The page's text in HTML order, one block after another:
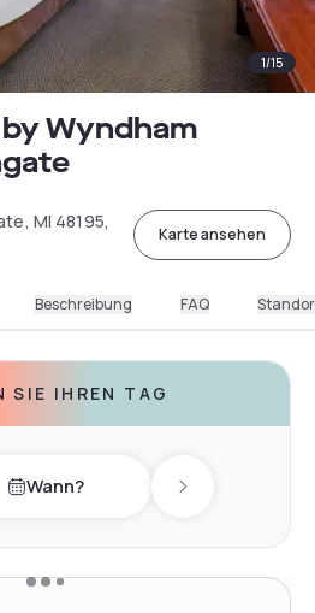
1/15
Wyndham
MI 48195,
Karte ansehen
Beschreibung FAQ
SIE IHREN TAG
Wann? Next day